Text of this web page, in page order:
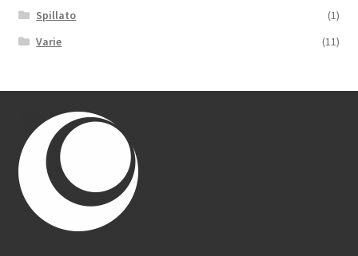
Spillato
(1)
Varie
(11)